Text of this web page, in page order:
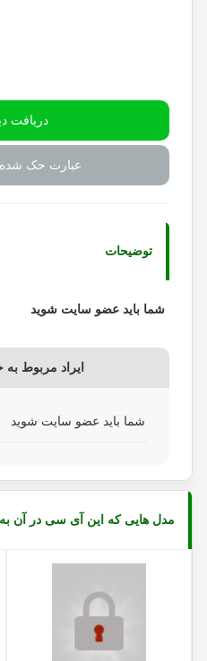
دریافت
عبارت حک
توضیحات
شما باید عضو سایت شوید
ایراد مربوط
شما باید عضو سایت شوید
مدل هایی که این آی سی در آن